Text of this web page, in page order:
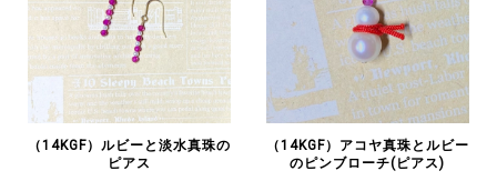
（14KGF）ルビーと淡水真珠の
ピアス
（14KGF）アコヤ真珠とルビー
のピンブローチ(ピアス)